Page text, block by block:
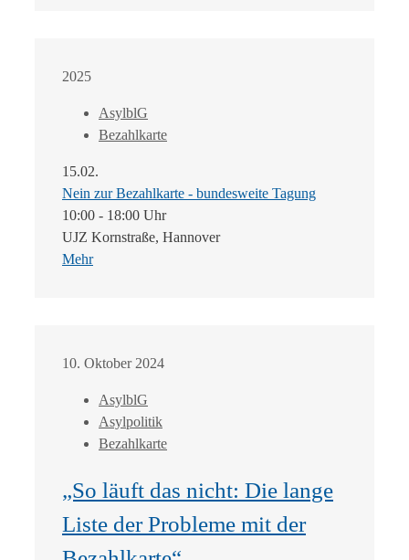
2025
AsylblG
Bezahlkarte
15.02.
Nein zur Bezahlkarte - bundesweite Tagung
10:00 - 18:00 Uhr
UJZ Kornstraße, Hannover
Mehr
10. Oktober 2024
AsylblG
Asylpolitik
Bezahlkarte
„So läuft das nicht: Die lange
Liste der Probleme mit der